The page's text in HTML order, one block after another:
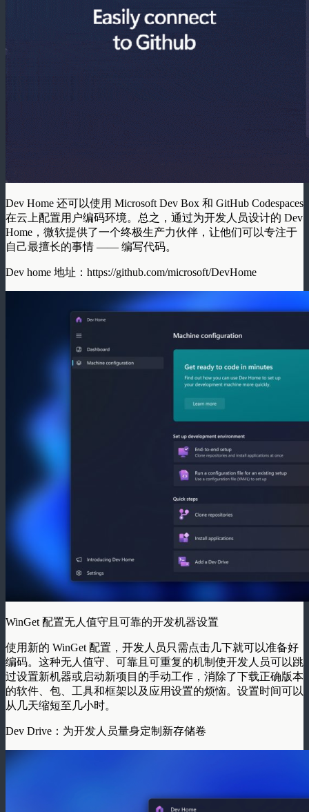
Dev Home 还可以使用 Microsoft Dev Box 和 GitHub Codespaces
在云上配置用户编码环境。总之，通过为开发人员设计的 Dev
Home，微软提供了一个终极生产力伙伴，让他们可以专注于
自己最擅长的事情 —— 编写代码。
Dev home 地址：https://github.com/microsoft/DevHome
WinGet 配置无人值守且可靠的开发机器设置
使用新的 WinGet 配置，开发人员只需点击几下就可以准备好
编码。这种无人值守、可靠且可重复的机制使开发人员可以跳
过设置新机器或启动新项目的手动工作，消除了下载正确版本
的软件、包、工具和框架以及应用设置的烦恼。设置时间可以
从几天缩短至几小时。
Dev Drive：为开发人员量身定制新存储卷